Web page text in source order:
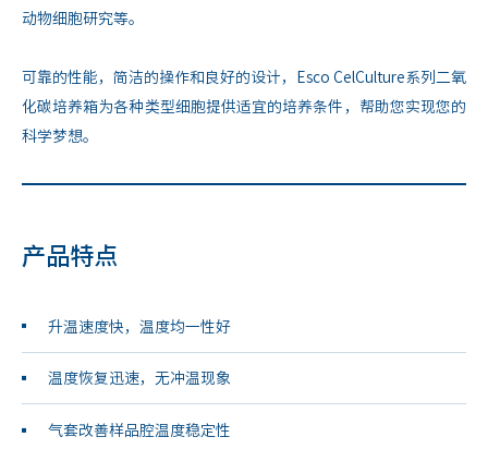
动物细胞研究等。
可靠的性能，简洁的操作和良好的设计，Esco CelCulture系列二氧
化碳培养箱为各种类型细胞提供适宜的培养条件，帮助您实现您的
科学梦想。
产品特点
升温速度快，温度均一性好
温度恢复迅速，无冲温现象
气套改善样品腔温度稳定性